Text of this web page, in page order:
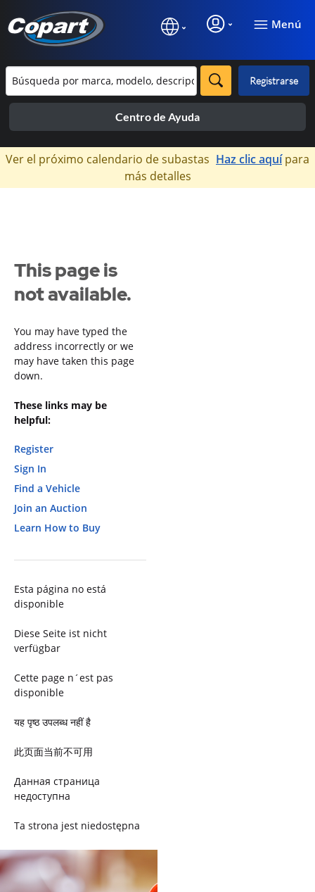
Menú
Registrarse
Centro de Ayuda
×
Ver el próximo calendario de subastas Haz clic aquípara
más detalles
This page is
not available.
You may have typed the
address incorrectly or we
may have taken this page
down.
These links may be
helpful:
Register
Sign In
Find a Vehicle
Join an Auction
Learn How to Buy
Esta página no está
disponible
Diese Seite ist nicht
verfügbar
Cette page n´est pas
disponible
यह पृष्ठ उपलब्ध नहीं है
此页面当前不可用
Данная страница
недоступна
Ta strona jest niedostępna
Trang này không có
Esta página não está